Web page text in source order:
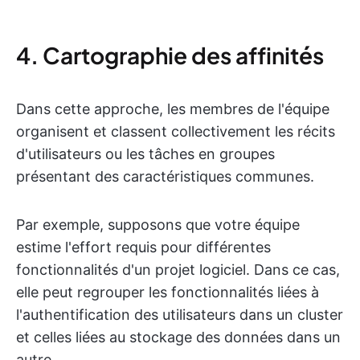
4. Cartographie des affinités
Dans cette approche, les membres de l'équipe
organisent et classent collectivement les récits
d'utilisateurs ou les tâches en groupes
présentant des caractéristiques communes.
Par exemple, supposons que votre équipe
estime l'effort requis pour différentes
fonctionnalités d'un projet logiciel. Dans ce cas,
elle peut regrouper les fonctionnalités liées à
l'authentification des utilisateurs dans un cluster
et celles liées au stockage des données dans un